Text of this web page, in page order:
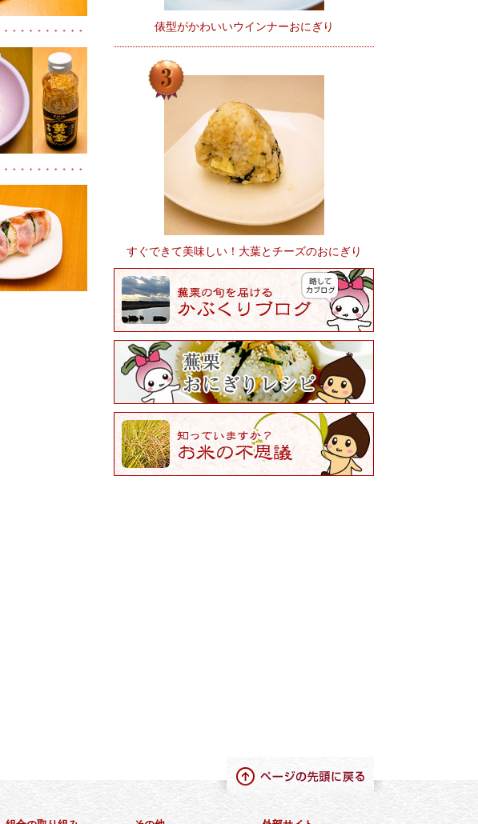
俵型がかわいいウインナーおにぎり
すぐできて美味しい！大葉とチーズのおにぎり